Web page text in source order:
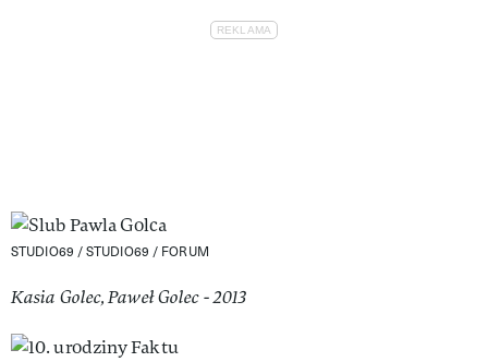
STUDIO69 / STUDIO69 / FORUM
Kasia Golec, Paweł Golec - 2013